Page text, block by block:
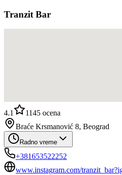
Tranzit Bar
4.1 1145 ocena
Braće Krsmanović 8, Beograd
Radno vreme
+381653522252
www.instagram.com/